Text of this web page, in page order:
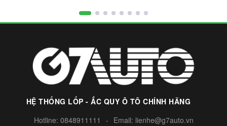
HỆ THỐNG LỐP - ẮC QUY Ô TÔ CHÍNH HÃNG
Hotline: 0848911111 - Email: lienhe@g7auto.vn